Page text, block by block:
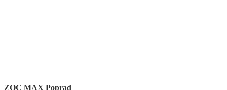
ZOC MAX Poprad